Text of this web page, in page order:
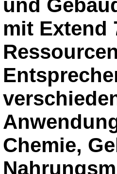
und
mit Extend
Chemie,